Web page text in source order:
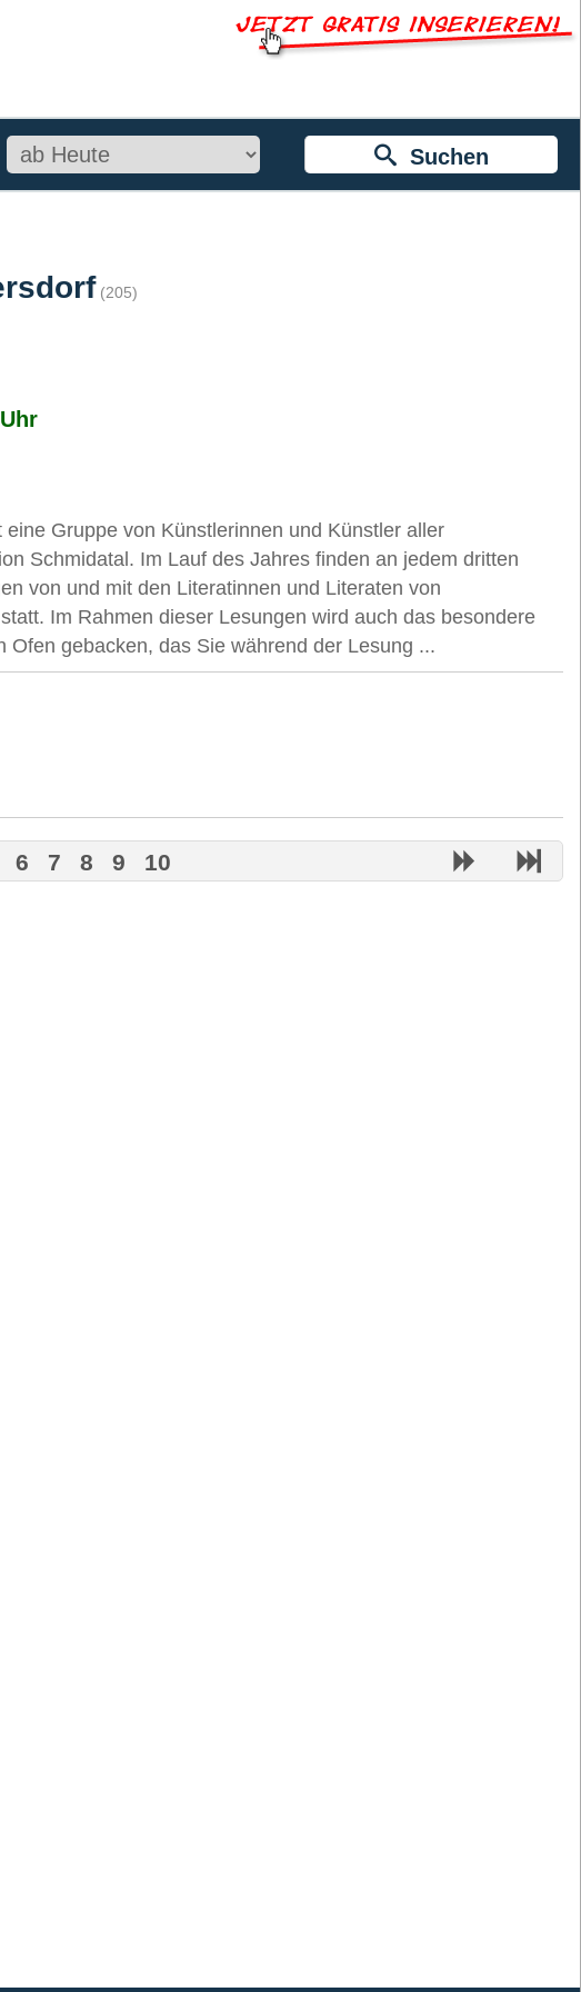
Suchen
(205)
Gruppe von Künstlerinnen und Künstler aller
Schmidatal. Im Lauf des Jahres finden an jedem dritten
von und mit den Literatinnen und Literaten von
Im Rahmen dieser Lesungen wird auch das besondere
Ofen gebacken, das Sie während der Lesung ...
6 7 8 9 10